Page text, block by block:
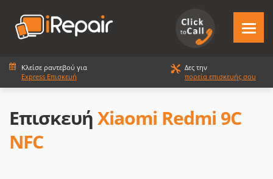
Κλείσε ραντεβού για
Express Επισκευή
Δες την
πορεία επισκευής σου
ΕπισκευήXiaomi Redmi 9C
NFC